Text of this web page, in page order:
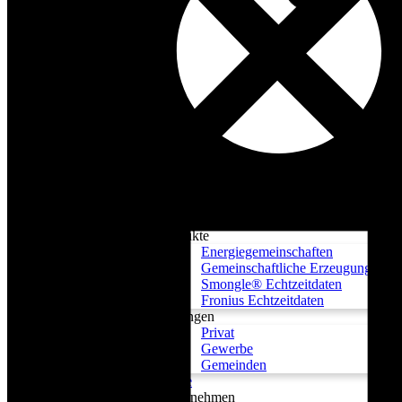
Produkte
Energiegemeinschaften
Gemeinschaftliche
Smongle® Echtzeitdaten
Fronius Echtzeitdaten
Lösungen
Privat
Gewerbe
Gemeinden
Preise
Unternehmen